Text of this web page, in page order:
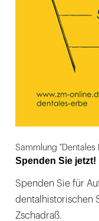
Sammlung "Dentales
Spenden Sie jetzt!
Spenden Sie für
dentalhistorischen
Zschadraß.